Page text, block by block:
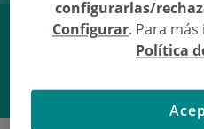
Facebook
configurarlas/
Configurar. Para
Política